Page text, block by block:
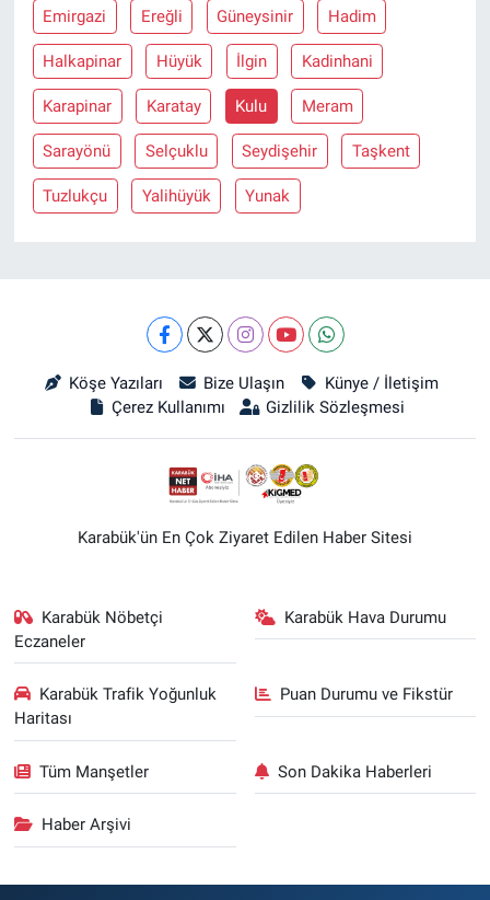
Emirgazi Ereğli Güneysinir Hadim
Halkapinar Hüyük İlgin Kadinhani
Karapinar Karatay Kulu Meram
Sarayönü Selçuklu Seydişehir Taşkent
Tuzlukçu Yalihüyük Yunak
Köşe Yazıları Bize Ulaşın
Künye / İletişim
Çerez Kullanımı
Gizlilik Sözleşmesi
Karabük'ün En Çok Ziyaret Edilen Haber Sitesi
Karabük Nöbetçi
Eczaneler
Karabük Hava Durumu
Karabük Trafik Yoğunluk
Haritası
Puan Durumu ve Fikstür
Tüm Manşetler Son Dakika Haberleri
Haber Arşivi